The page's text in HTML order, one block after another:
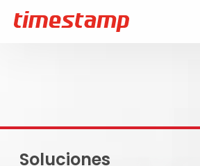
Soluciones